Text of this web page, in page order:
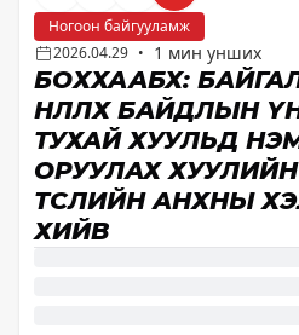
Ногоон байгууламж
2026.04.29 • 1 мин унших
БОХХААБХ:
НӨЛӨӨЛӨХ БАЙДЛЫН
ТУХАЙ ХУУЛЬД
ОРУУЛАХ ХУУЛИЙН
ТӨСЛИЙН АНХНЫ
ХИЙВ